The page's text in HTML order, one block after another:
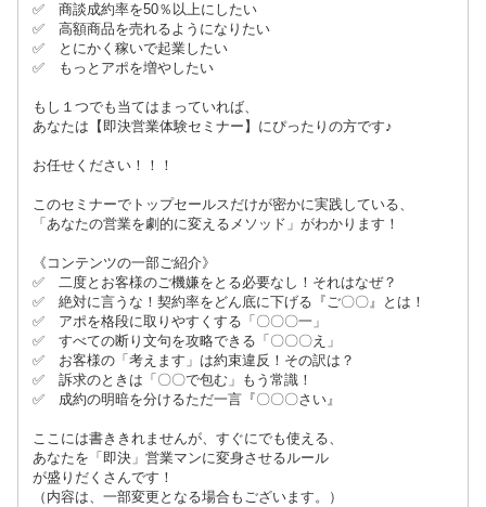
✅ 商談成約率を50％以上にしたい
✅ 高額商品を売れるようになりたい
✅ とにかく稼いで起業したい
✅ もっとアポを増やしたい
もし１つでも当てはまっていれば、
あなたは【即決営業体験セミナー】にぴったりの方です♪
お任せください！！！
このセミナーでトップセールスだけが密かに実践している、
「あなたの営業を劇的に変えるメソッド」がわかります！
《コンテンツの一部ご紹介》
✅ 二度とお客様のご機嫌をとる必要なし！それはなぜ？
✅ 絶対に言うな！契約率をどん底に下げる『ご〇〇』とは！
✅ アポを格段に取りやすくする「〇〇〇一」
✅ すべての断り文句を攻略できる「〇〇〇え」
✅ お客様の「考えます」は約束違反！その訳は？
✅ 訴求のときは「〇〇で包む」もう常識！
✅ 成約の明暗を分けるただ一言『〇〇〇さい』
ここには書ききれませんが、すぐにでも使える、
あなたを「即決」営業マンに変身させるルール
が盛りだくさんです！
（内容は、一部変更となる場合もございます。）